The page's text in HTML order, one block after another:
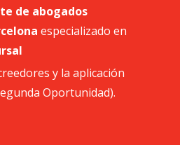
de abogados
especializado en
y la aplicación
Oportunidad).